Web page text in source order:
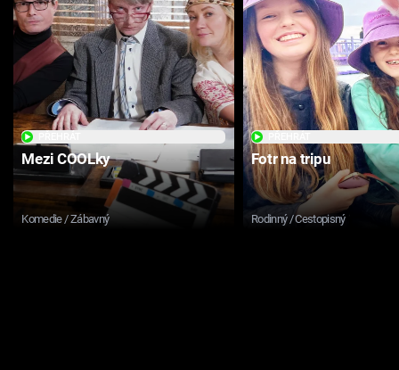
Mezi COOLky
Komedie / Zábavný
Fotr na tripu
Rodinný / Cestopisný